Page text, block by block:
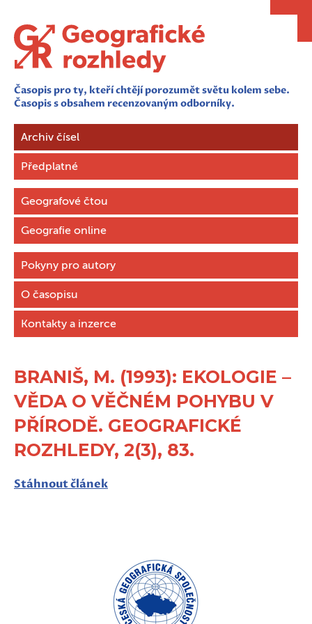
Časopis pro ty, kteří chtějí porozumět světu kolem sebe.
Časopis s obsahem recenzovaným odborníky.
Archiv čísel
Předplatné
Geografové čtou
Geografie online
Pokyny pro autory
O časopisu
Kontakty a inzerce
BRANIŠ, M. (1993): EKOLOGIE –
VĚDA O VĚČNÉM POHYBU V
PŘÍRODĚ. GEOGRAFICKÉ
ROZHLEDY, 2(3), 83.
Stáhnout článek